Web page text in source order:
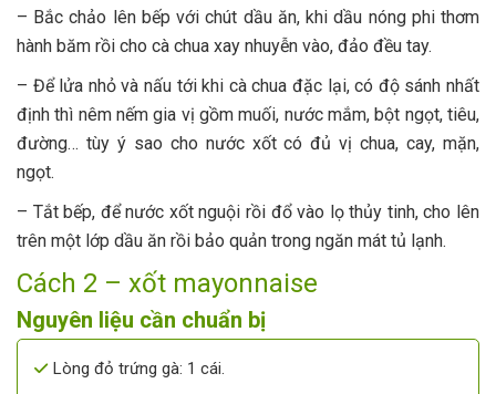
– Bắc chảo lên bếp với chút dầu ăn, khi dầu nóng phi thơm
hành băm rồi cho cà chua xay nhuyễn vào, đảo đều tay.
– Để lửa nhỏ và nấu tới khi cà chua đặc lại, có độ sánh nhất
định thì nêm nếm gia vị gồm muối, nước mắm, bột ngọt, tiêu,
đường… tùy ý sao cho nước xốt có đủ vị chua, cay, mặn,
ngọt.
– Tắt bếp, để nước xốt nguội rồi đổ vào lọ thủy tinh, cho lên
trên một lớp dầu ăn rồi bảo quản trong ngăn mát tủ lạnh.
Cách 2 – xốt mayonnaise
Nguyên liệu cần chuẩn bị
Lòng đỏ trứng gà: 1 cái.